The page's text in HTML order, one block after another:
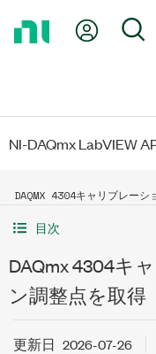
My
NI-DAQmx LabVIEW
DAQMX 4304キャリブレーシ
目次
DAQmx 4304キ
ン調整点を取得
更新日 2026-07-26